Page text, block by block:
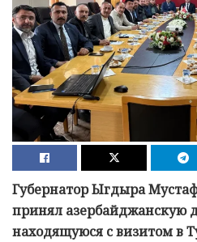
Губернатор Ыгдыра
принял азербайджанскую
находящуюся с визитом в